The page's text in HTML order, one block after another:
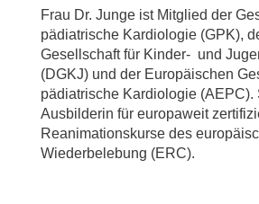
Frau Dr. Junge ist Mitglied der
pädiatrische Kardiologie (GPK),
Gesellschaft für Kinder- und
(DGKJ) und der Europäischen
pädiatrische Kardiologie (AEPC).
Ausbilderin für europaweit
Reanimationskurse des
Wiederbelebung (ERC).